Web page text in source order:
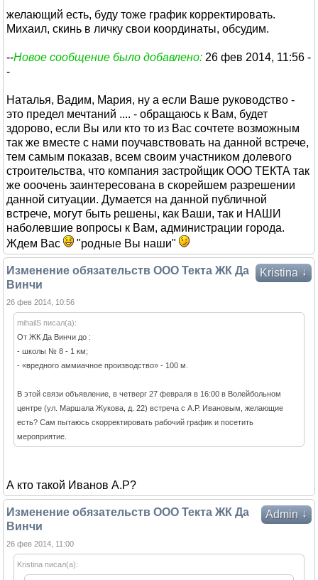
желающий есть, буду тоже график корректировать.
Михаил, скинь в личку свои координаты, обсудим.
--Новое сообщение было добавлено: 26 фев 2014, 11:56 -
-
Наталья, Вадим, Мария, ну а если Ваше руководство -
это предел мечтаний .... - обращаюсь к Вам, будет
здорово, если Вы или кто то из Вас сочтете возможным
так же вместе с нами поучавствовать на данной встрече,
тем самым показав, всем своим участником долевого
строительства, что компания застройщик ООО ТЕКТА так
же ооочень заинтересована в скорейшем разрешении
данной ситуации. Думается на данной публичной
встрече, могут быть решены, как Ваши, так и НАШИ
наболевшие вопросы к Вам, администрации города.
Ждем Вас
"родные Вы наши"
Kristina ↓
Изменение обязательств ООО Текта ЖК Да
Винчи
26 фев 2014, 10:56
mihailS писал(а):
От ЖК Да Винчи до :
- школы № 8 - 1 км;
- «вредного аммиачное производство» - 100 м.
В этой связи объявление, в четверг 27 февраля в 16:00 в Волейбольном
центре (ул. Маршала Жукова, д. 22) встреча с А.Р. Ивановым, желающие
есть? Сам пытаюсь скорректировать рабочий график и посетить
мероприятие.
А кто такой Иванов А.Р?
Admin ↓
Изменение обязательств ООО Текта ЖК Да
Винчи
26 фев 2014, 11:00
Kristina писал(а):